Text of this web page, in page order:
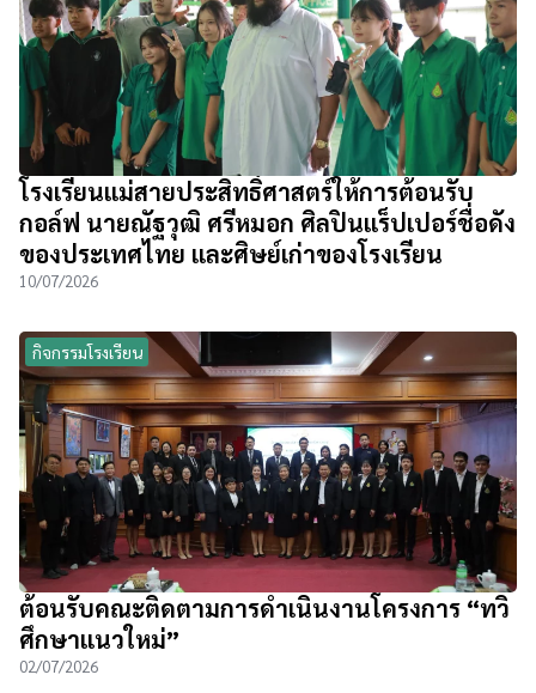
โรงเรียนแม่สายประสิทธิ์ศาสตร์ให้การต้อนรับ
กอล์ฟ นายณัฐวุฒิ ศรีหมอก ศิลปินแร็ปเปอร์ชื่อดัง
ของประเทศไทย และศิษย์เก่าของโรงเรียน
10/07/2026
กิจกรรมโรงเรียน
ต้อนรับคณะติดตามการดำเนินงานโครงการ “ทวิ
ศึกษาแนวใหม่”
02/07/2026